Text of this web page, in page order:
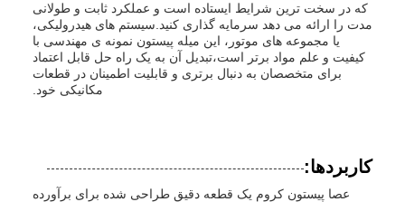
که در سخت ترین شرایط ایستاده است و عملکرد ثابت و طولانی
مدت را ارائه می دهد سرمایه گذاری کنید.سیستم های هیدرولیکی،
یا مجموعه های موتور، این میله پیستون نمونه ی مهندسی با
کیفیت و علم مواد برتر است،تبدیل آن به یک راه حل قابل اعتماد
برای متخصصان به دنبال برتری و قابلیت اطمینان در قطعات
مکانیکی خود.
کاربردها:
عصا پیستون کروم یک قطعه دقیق طراحی شده برای برآورده